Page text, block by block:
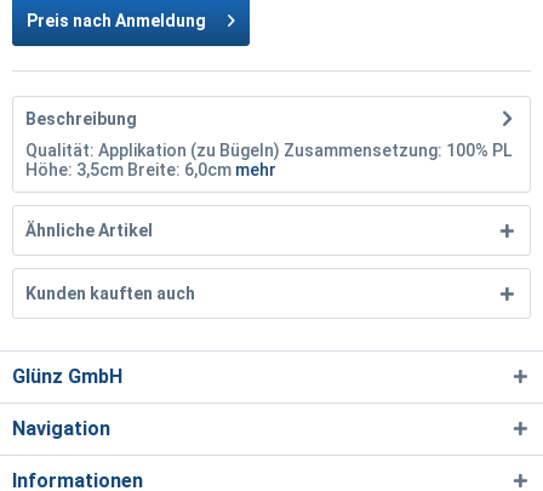
Preis nach Anmeldung
Beschreibung
Qualität: Applikation (zu Bügeln) Zusammensetzung: 100% PL
Höhe: 3,5cm Breite: 6,0cm mehr
Ähnliche Artikel
Kunden kauften auch
Glünz GmbH
Navigation
Informationen